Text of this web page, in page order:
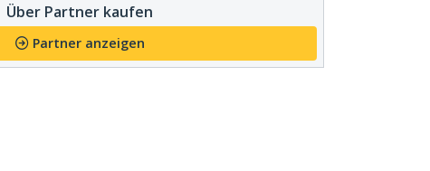
Über Partner kaufen
Partner anzeigen